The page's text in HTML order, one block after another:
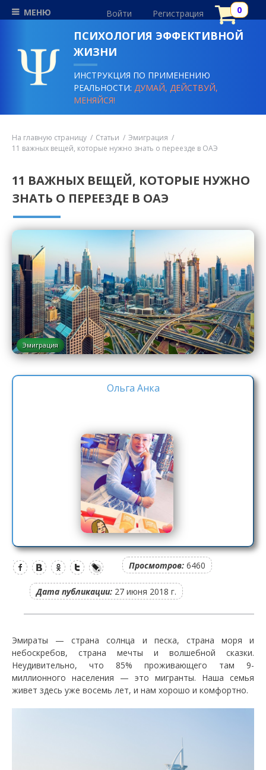
МЕНЮ Войти Регистрация
ПСИХОЛОГИЯ ЭФФЕКТИВНОЙ
ЖИЗНИ
ИНСТРУКЦИЯ ПО ПРИМЕНЕНИЮ
РЕАЛЬНОСТИ:ДУМАЙ, ДЕЙСТВУЙ,
МЕНЯЙСЯ!
На главную страницу Статьи
Эмиграция
11 важных вещей, которые нужно знать о переезде в ОАЭ
11 ВАЖНЫХ ВЕЩЕЙ, КОТОРЫЕ НУЖНО
ЗНАТЬ О ПЕРЕЕЗДЕ В ОАЭ
Эмиграция
Ольга Анка
Просмотров: 6460
Дата публикации: 27 июня 2018 г.
Эмираты — страна солнца и песка, страна моря и
небоскребов, страна мечты и волшебной сказки.
Неудивительно, что 85% проживающего там 9-
миллионного населения — это мигранты. Наша семья
живет здесь уже восемь лет, и нам хорошо и комфортно.